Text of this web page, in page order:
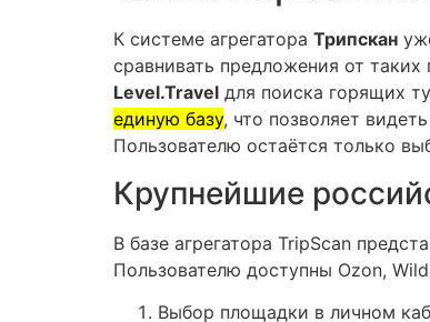
К системе агрегатора Трипскан
сравнивать предложения от таких
Level.Travel для поиска горящих
единую базу, что позволяет
Пользователю остаётся только
Крупнейшие
В базе агрегатора TripScan
Пользователю доступны Ozon,
Выбор площадки в личном